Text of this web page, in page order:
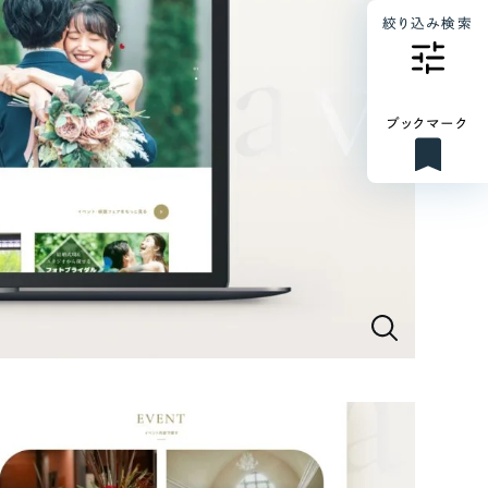
絞り込み検索
ブックマーク